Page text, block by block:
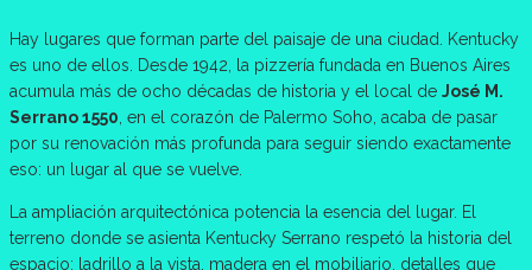
Hay lugares que forman parte del paisaje de una ciudad. Kentucky
es uno de ellos. Desde 1942, la pizzería fundada en Buenos Aires
acumula más de ocho décadas de historia y el local de José M.
Serrano 1550 , en el corazón de Palermo Soho, acaba de pasar
por su renovación más profunda para seguir siendo exactamente
eso: un lugar al que se vuelve.
La ampliación arquitectónica potencia la esencia del lugar. El
terreno donde se asienta Kentucky Serrano respetó la historia del
espacio: ladrillo a la vista, madera en el mobiliario, detalles que